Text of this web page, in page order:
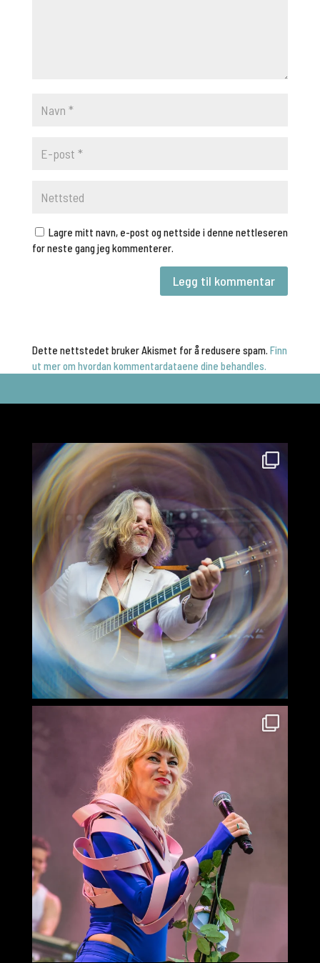
Lagre mitt navn, e-post og nettside i denne nettleseren
for neste gang jeg kommenterer.
Dette nettstedet bruker Akismet for å redusere spam. Finn
ut mer om hvordan kommentardataene dine behandles.